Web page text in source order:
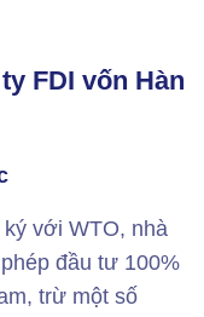
FDI vốn Hàn
với WTO, nhà
đầu tư 100%
trừ một số